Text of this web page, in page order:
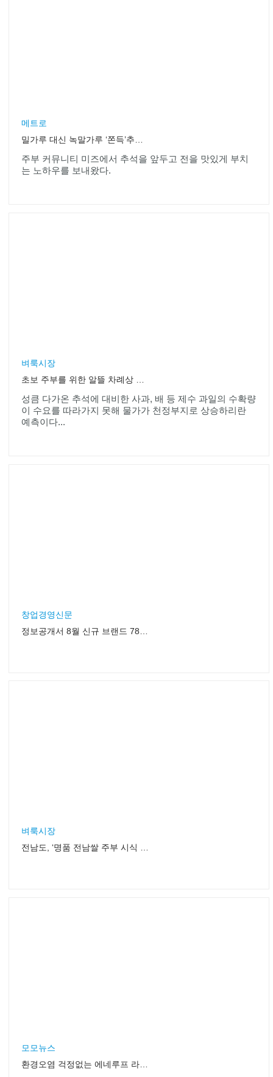
메트로
주부 커뮤니티 미즈에서 추석을 앞두고 전을 맛있게 부치
는 노하우를 보내왔다.
벼룩시장
성큼 다가온 추석에 대비한 사과, 배 등 제수 과일의 수확량
이 수요를 따라가지 못해 물가가 천정부지로 상승하리란
예측이다...
창업경영신문
벼룩시장
전남도, ‘명품 전남쌀 주부 시식 체험단’ 모집
모모뉴스
환경오염 걱정없는 에네루프 라이트 충전지 출시